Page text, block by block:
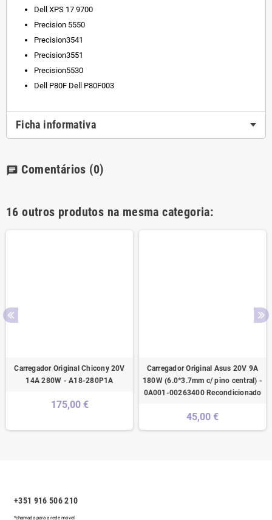
Dell XPS 17 9700
Precision 5550
Precision3541
Precision3551
Precision5530
Dell P80F Dell P80F003
Ficha informativa
chat Comentários (0)
16 outros produtos na mesma categoria:
Carregador Original Chicony 20V
14A 280W - A18-280P1A
175,00 €
Carregador Original Asus 20V 9A
180W (6.0*3.7mm c/ pino central) -
0A001-00263400 Recondicionado
45,00 €
+351 916 506 210
*chamada para a rede móvel